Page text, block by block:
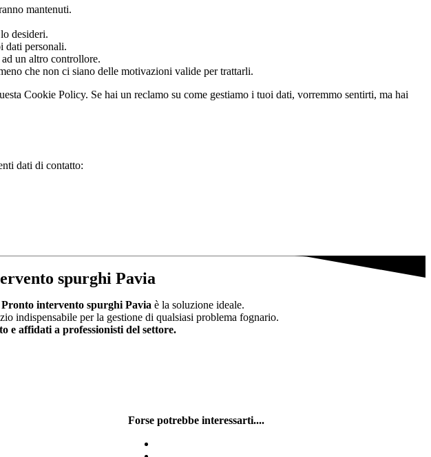
mantenuti.
desideri.
dati personali.
un altro controllore.
che non ci siano delle motivazioni valide per trattarli.
Cookie Policy. Se hai un reclamo su come gestiamo i tuoi dati, vorremmo sentirti, ma hai
dati di contatto:
spurghi Pavia
Pronto intervento spurghi Pavia è la soluzione ideale.
indispensabile per la gestione di qualsiasi problema fognario.
e affidati a professionisti del settore.
Forse potrebbe interessarti....